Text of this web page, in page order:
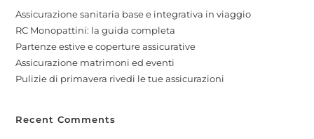
Assicurazione sanitaria base e integrativa in viaggio
RC Monopattini: la guida completa
Partenze estive e coperture assicurative
Assicurazione matrimoni ed eventi
Pulizie di primavera rivedi le tue assicurazioni
Recent Comments